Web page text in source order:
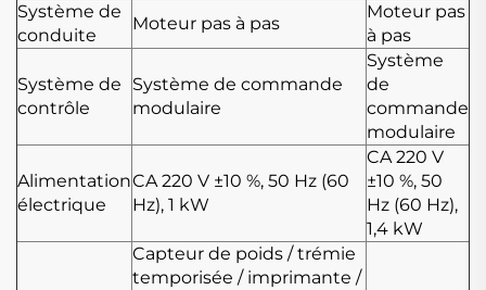
Système de
conduite
Moteur pas à pas
Moteur pas
à pas
Système de
contrôle
Système de commande
modulaire
Système
de
commande
modulaire
Alimentation
électrique
CA 220 V ±10 %, 50 Hz (60
Hz), 1 kW
CA 220 V
±10 %, 50
Hz (60 Hz),
1,4 kW
Capteur de poids / trémie
temporisée / imprimante /